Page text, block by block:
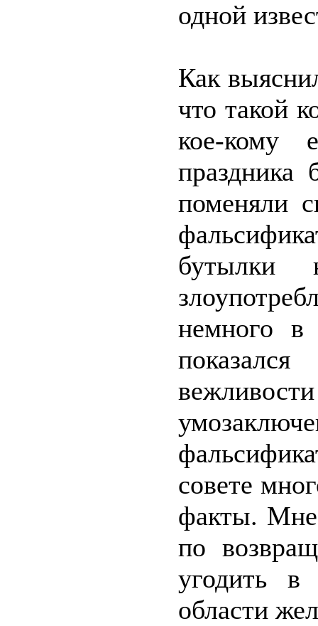
одной
Как
что такой
кое-
праздника
поменяли
немного в
совете
факты. Мне
по
угодить
области